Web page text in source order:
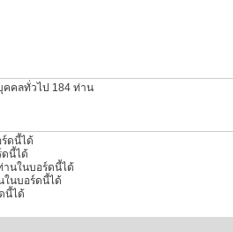
คคลทั่วไป 184 ท่าน
ดนี้ได้
ดนี้ได้
านในบอร์ดนี้ได้
ในบอร์ดนี้ได้
นี้ได้